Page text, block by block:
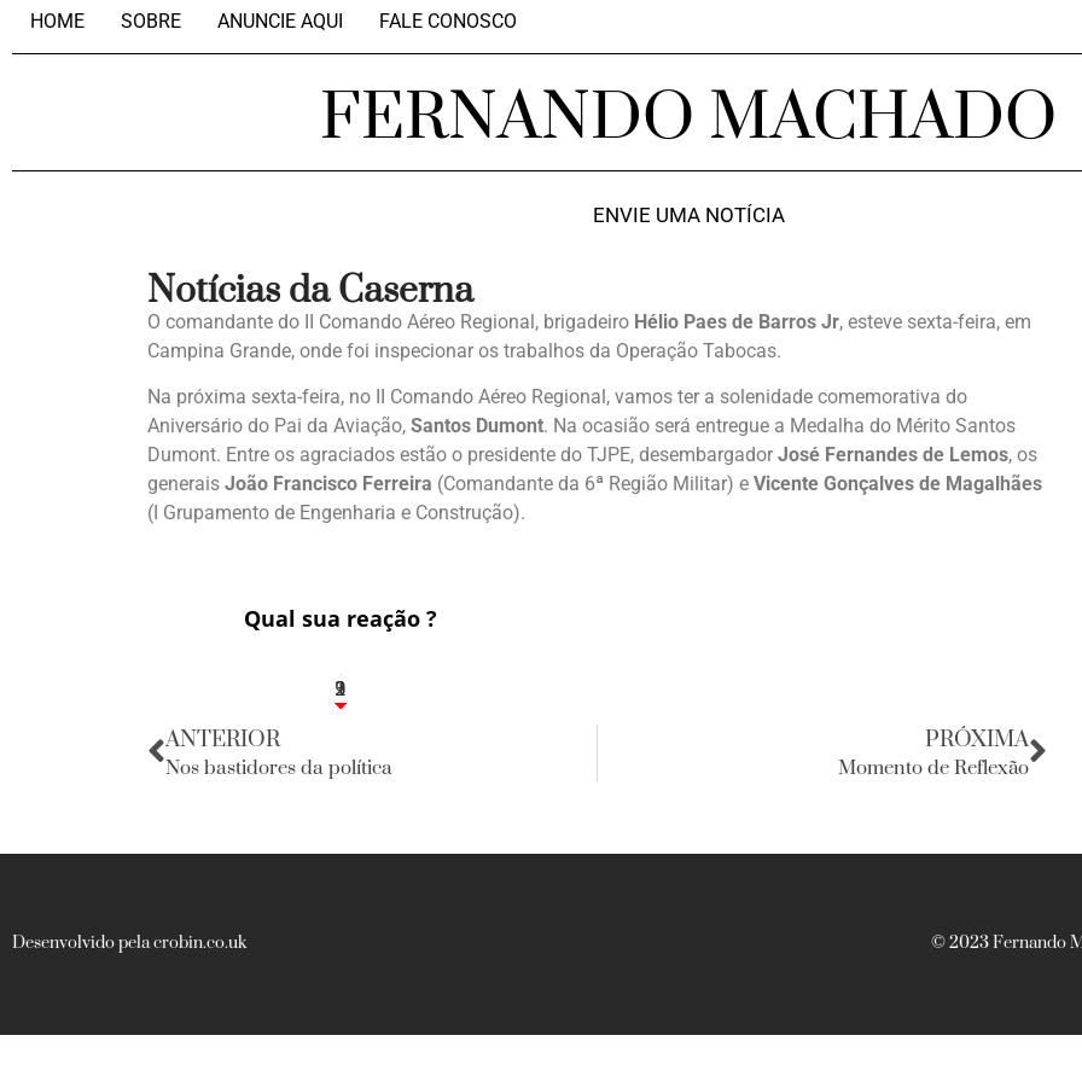
HOME SOBRE ANUNCIE AQUI FALE CONOSCO
FERNANDO MACHADO
ENVIE UMA NOTÍCIA
Notícias da Caserna
O comandante do II Comando Aéreo Regional, brigadeiro Hélio Paes de Barros Jr, esteve sexta-feira, em
Campina Grande, onde foi inspecionar os trabalhos da Operação Tabocas.
Na próxima sexta-feira, no II Comando Aéreo Regional, vamos ter a solenidade comemorativa do
Aniversário do Pai da Aviação, Santos Dumont. Na ocasião será entregue a Medalha do Mérito Santos
Dumont. Entre os agraciados estão o presidente do TJPE, desembargador José Fernandes de Lemos, os
generais João Francisco Ferreira (Comandante da 6ª Região Militar) e Vicente Gonçalves de Magalhães
(I Grupamento de Engenharia e Construção).
Qual sua reação ?
3
1
2
9
ANTERIOR
Nos bastidores da política
PRÓXIMA
Momento de Reflexão
Desenvolvido pela crobin.co.uk © 2023 Fernando